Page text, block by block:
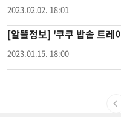
2023.02.02. 18:01
[알뜰정보] '쿠쿠 밥솥 트레
2023.01.15. 18:00